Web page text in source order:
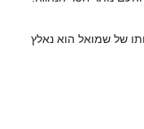
של שמואל הוא נאלץ